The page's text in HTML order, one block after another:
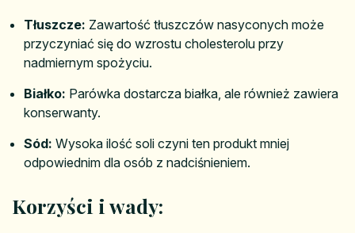
Tłuszcze: Zawartość tłuszczów nasyconych może
przyczyniać się do wzrostu cholesterolu przy
nadmiernym spożyciu.
Białko: Parówka dostarcza białka, ale również zawiera
konserwanty.
Sód: Wysoka ilość soli czyni ten produkt mniej
odpowiednim dla osób z nadciśnieniem.
Korzyści i wady: